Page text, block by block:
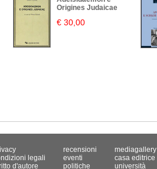
Origines Judaicae
€ 30,00
legali
d'autore
recensioni
eventi
politiche
mediagallery
casa editrice
università